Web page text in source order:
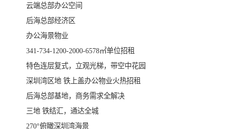
云端总部办公空间
后海总部经济区
办公海景物业
341-734-1200-2000-6578㎡单位招租
特色连层复式，立观光梯，带空中花园
深圳湾区地 铁上盖办公物业火热招租
后海总部基地，商务需求全解决
三地 铁结汇，通达全城
270°俯瞰深圳湾海景